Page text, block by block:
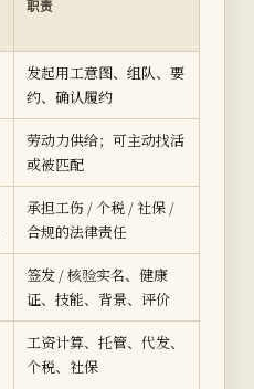
职责
发起用工意图、组队、要
约、确认履约
劳动力供给；可主动找活
或被匹配
承担工伤 / 个税 / 社保 /
合规的法律责任
签发 / 核验实名、健康
证、技能、背景、评价
工资计算、托管、代发、
个税、社保